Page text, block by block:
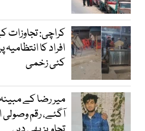
کراچی:
افراد کا
کئی زخمی
میر رضا کے
آگئے، رقم